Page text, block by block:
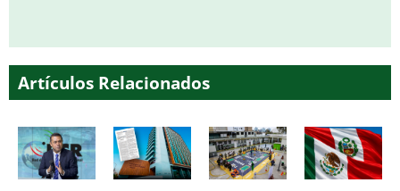
Artículos Relacionados